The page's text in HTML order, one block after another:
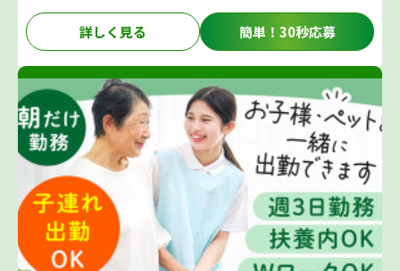
詳しく見る 簡単！30秒応募